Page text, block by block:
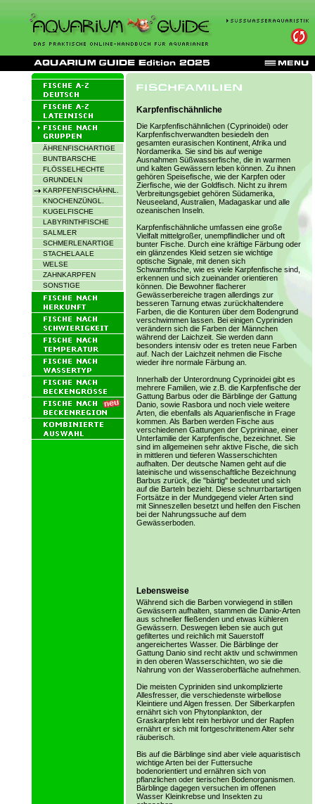
ÄHRENFISCHARTIGE
BUNTBARSCHE
FLÖSSELHECHTE
GRUNDELN
KARPFENFISCHÄHNL.
KNOCHENZÜNGL.
KUGELFISCHE
LABYRINTHFISCHE
SALMLER
SCHMERLENARTIGE
STACHELAALE
WELSE
ZAHNKARPFEN
SONSTIGE
Karpfenfischähnliche
Die Karpfenfischähnlichen (Cyprinoidei) oder
Karpfenfischverwandten besiedeln den
gesamten eurasischen Kontinent, Afrika und
Nordamerika. Sie sind bis auf wenige
Ausnahmen Süßwasserfische, die in warmen
und kalten Gewässern leben können. Zu ihnen
gehören Speisefische, wie der Karpfen oder
Zierfische, wie der Goldfisch. Nicht zu ihrem
Verbreitungsgebiet gehören Südamerika,
Neuseeland, Australien, Madagaskar und alle
ozeanischen Inseln.
Karpfenfischähnliche umfassen eine große
Vielfalt mittelgroßer, unempflindlicher und oft
bunter Fische. Durch eine kräftige Färbung oder
ein glänzendes Kleid setzen sie wichtige
optische Signale, mit denen sich
Schwarmfische, wie es viele Karpfenfische sind,
erkennen und sich zueinander orientieren
können. Die Bewohner flacherer
Gewässerbereiche tragen allerdings zur
besseren Tarnung etwas zurückhaltendere
Farben, die die Konturen über dem Bodengrund
verschwimmen lassen. Bei einigen Cypriniden
verändern sich die Farben der Männchen
während der Laichzeit. Sie werden dann
besonders intensiv oder es treten neue Farben
auf. Nach der Laichzeit nehmen die Fische
wieder ihre normale Färbung an.
Innerhalb der Unterordnung Cyprinoidei gibt es
mehrere Familien, wie z.B. die Karpfenfische der
Gattung Barbus oder die Bärblinge der Gattung
Danio, sowie Rasbora und noch viele weitere
Arten, die ebenfalls als Aquarienfische in Frage
kommen. Als Barben werden Fische aus
verschiedenen Gattungen der Cyprininae, einer
Unterfamilie der Karpfenfische, bezeichnet. Sie
sind im allgemeinen sehr aktive Fische, die sich
in mittleren und tieferen Wasserschichten
aufhalten. Der deutsche Namen geht auf die
lateinische und wissenschaftliche Bezeichnung
Barbus zurück, die "bärtig" bedeutet und sich
auf die Barteln bezieht. Diese schnurrbartartigen
Fortsätze in der Mundgegend vieler Arten sind
mit Sinneszellen besetzt und helfen den Fischen
bei der Nahrungssuche auf dem
Gewässerboden.
Lebensweise
Während sich die Barben vorwiegend in stillen
Gewässern aufhalten, stammen die Danio-Arten
aus schneller fließenden und etwas kühleren
Gewässern. Deswegen lieben sie auch gut
gefiltertes und reichlich mit Sauerstoff
angereichertes Wasser. Die Bärblinge der
Gattung Danio sind recht aktiv und schwimmen
in den oberen Wasserschichten, wo sie die
Nahrung von der Wasseroberfläche aufnehmen.
Die meisten Cypriniden sind unkomplizierte
Allesfresser, die verschiedenste wirbellose
Kleintiere und Algen fressen. Der Silberkarpfen
ernährt sich von Phytonplankton, der
Graskarpfen lebt rein herbivor und der Rapfen
ernährt er sich mit fortgeschrittenem Alter sehr
räuberisch.
Bis auf die Bärblinge sind aber viele aquaristisch
wichtige Arten bei der Futtersuche
bodenorientiert und ernähren sich von
pflanzlichen oder tierischen Bodenorganismen.
Bärblinge dagegen versuchen im offenen
Wasser Kleinkrebse und Insekten zu